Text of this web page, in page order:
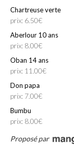
Chartreuse verte
prix: 6.50€
Aberlour 10 ans
prix: 8.00€
Oban 14 ans
prix: 11.00€
Don papa
prix: 7.00€
Bumbu
prix: 8.00€
Proposé par